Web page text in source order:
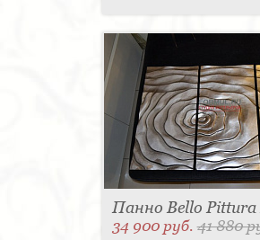
Панно Bello Pittura
34 900 руб.41 880